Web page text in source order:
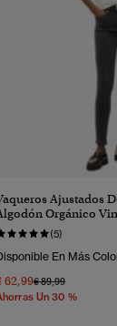
Ajustados
Orgánico
(5)
En Más
62,99Precio Rebajado
€ 89,99A
Un 30 %